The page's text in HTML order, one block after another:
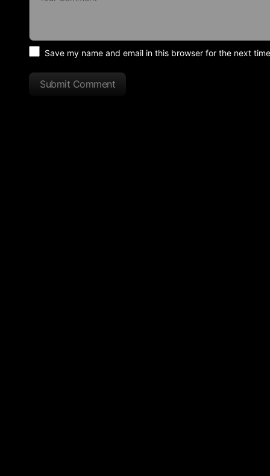
Save my name and email in this browser for the next
Submit Comment